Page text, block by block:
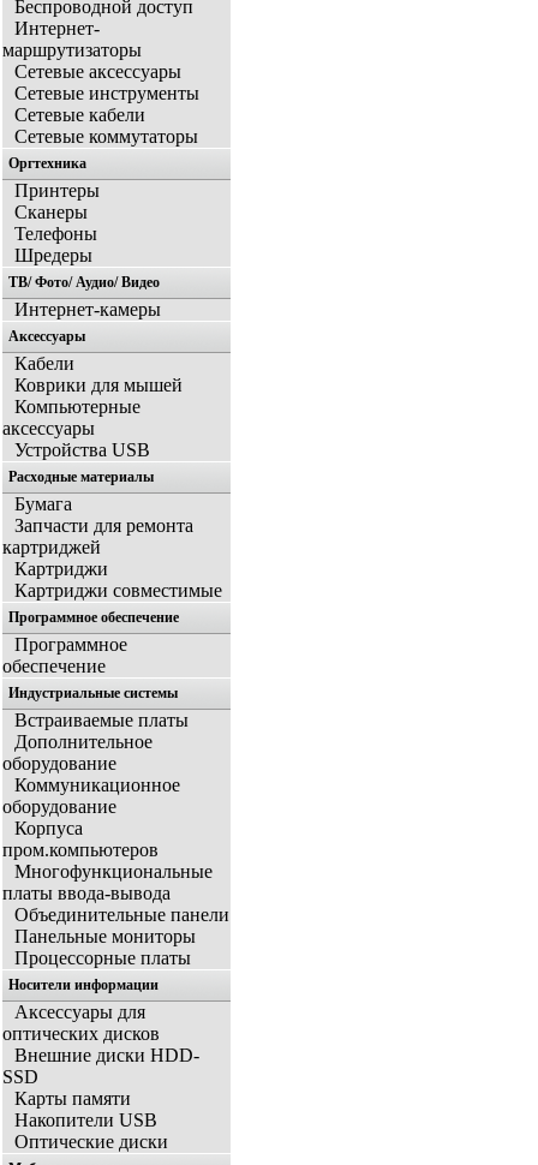
Беспроводной доступ
Интернет-
маршрутизаторы
Сетевые аксессуары
Сетевые инструменты
Сетевые кабели
Сетевые коммутаторы
Оргтехника
Принтеры
Сканеры
Телефоны
Шредеры
ТВ/ Фото/ Аудио/ Видео
Интернет-камеры
Аксессуары
Кабели
Коврики для мышей
Компьютерные
аксессуары
Устройства USB
Расходные материалы
Бумага
Запчасти для ремонта
картриджей
Картриджи
Картриджи совместимые
Программное обеспечение
Программное
обеспечение
Индустриальные системы
Встраиваемые платы
Дополнительное
оборудование
Коммуникационное
оборудование
Корпуса
пром.компьютеров
Многофункциональные
платы ввода-вывода
Объединительные панели
Панельные мониторы
Процессорные платы
Носители информации
Аксессуары для
оптических дисков
Внешние диски HDD-
SSD
Карты памяти
Накопители USB
Оптические диски